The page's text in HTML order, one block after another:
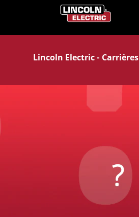
Lincoln Electric - Carrières
Afficher plus d’options